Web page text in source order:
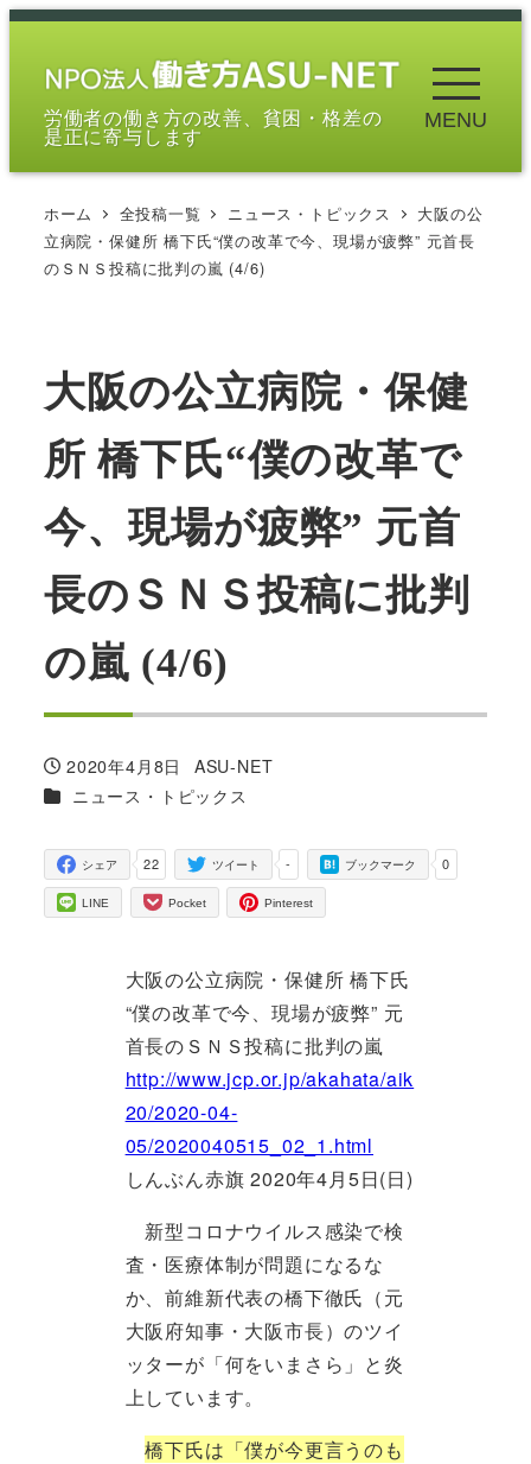
メ
労働者の働き方の改善、貧困・格差の
是正に寄与します
MENU
ホーム 全投稿一覧 ニュース・トピックス
大阪の公
立病院・保健所 橋下氏“僕の改革で今、現場が疲弊” 元首長
のＳＮＳ投稿に批判の嵐 (4/6)
大阪の公立病院・保健
所 橋下氏“僕の改革で
今、現場が疲弊” 元首
長のＳＮＳ投稿に批判
の嵐 (4/6)
投稿日
2020年4月8日
著
者
ASU-NET
カテゴリー
ニュース・トピックス
22
シェア -
ツイート 0
ブックマーク
LINE Pocket Pinterest
大阪の公立病院・保健所 橋下氏
“僕の改革で今、現場が疲弊” 元
首長のＳＮＳ投稿に批判の嵐
http://www.jcp.or.jp/akahata/aik
20/2020-04-
05/2020040515_02_1.html
しんぶん赤旗 2020年4月5日(日)
新型コロナウイルス感染で検
査・医療体制が問題になるな
か、前維新代表の橋下徹氏（元
大阪府知事・大阪市長）のツイ
ッターが「何をいまさら」と炎
上しています。
橋下氏は「僕が今更言うのも